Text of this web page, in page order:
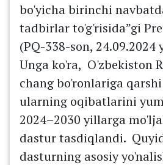
bo'yicha birinchi
tadbirlar to'g'risida”gi
(PQ-338-son,
Unga ko'ra, O'zbekiston
chang bo'ronlariga
ularning oqibatlarini
2024–2030 yillarga
dastur tasdiqlandi.
dasturning asosiy